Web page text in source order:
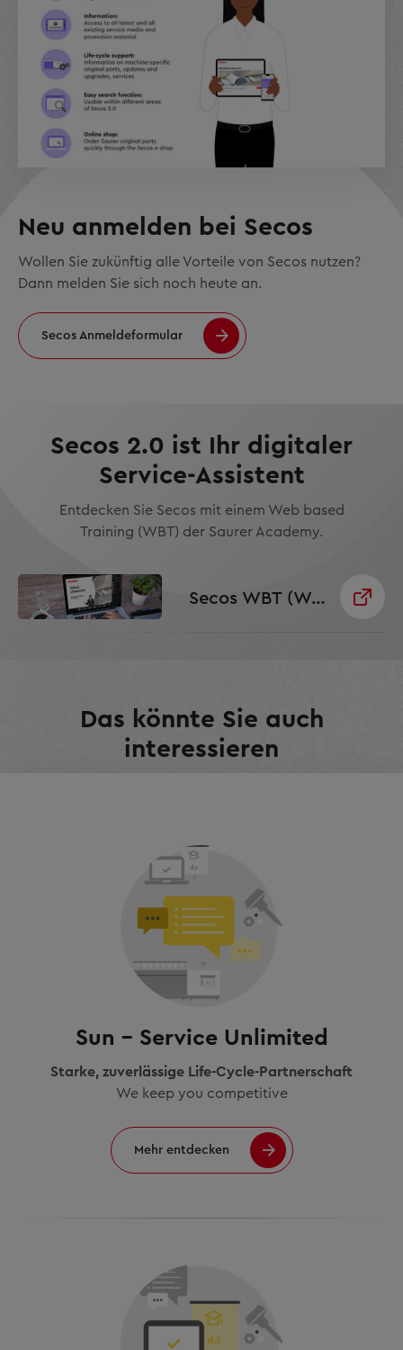
Neu anmelden bei Secos
Wollen Sie zukünftig alle Vorteile von Secos nutzen?
Dann melden Sie sich noch heute an.
Secos Anmeldeformular
Secos 2.0 ist Ihr digitaler
Service-Assistent
Entdecken Sie Secos mit einem Web based
Training (WBT) der Saurer Academy.
Secos WBT (Web based training)
Das könnte Sie auch
interessieren
Sun – Service Unlimited
Starke, zuverlässige Life-Cycle-Partnerschaft
We keep you competitive
Mehr entdecken